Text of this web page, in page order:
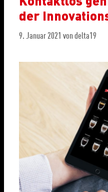
der
9. Januar 2021 vondelta19